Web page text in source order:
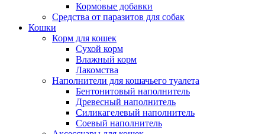
Кормовые добавки
Средства от паразитов для собак
Кошки
Корм для кошек
Сухой корм
Влажный корм
Лакомства
Наполнители для кошачьего туалета
Бентонитовый наполнитель
Древесный наполнитель
Силикагелевый наполнитель
Соевый наполнитель